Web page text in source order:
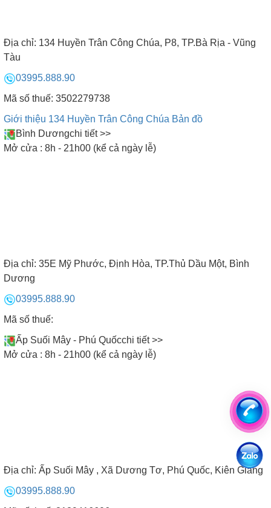
CAM KẾT CỦA BẾP NAM ANH
Địa chỉ: 134 Huyền Trân Công Chúa, P8, TP.Bà Rịa - Vũng
Tàu
03995.888.90
Mã số thuế: 3502279738
Giới thiệu 134 Huyền Trân Công Chúa Bản đồ
Bình Dươngchi tiết >>
Mở cửa : 8h - 21h00 (kể cả ngày lễ)
Địa chỉ: 35E Mỹ Phước, Định Hòa, TP.Thủ Dầu Một, Bình
Dương
03995.888.90
Mã số thuế:
Ấp Suối Mây - Phú Quốcchi tiết >>
Mở cửa : 8h - 21h00 (kể cả ngày lễ)
Địa chỉ: Ấp Suối Mây , Xã Dương Tơ, Phú Quốc, Kiên Giang
03995.888.90